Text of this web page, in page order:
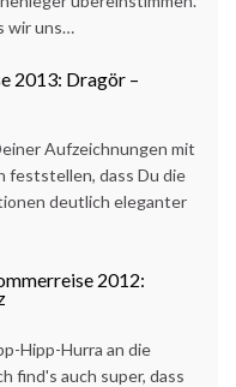
wir uns…
2013: Dragör –
Aufzeichnungen mit
feststellen, dass Du die
deutlich eleganter
2012:
Hipp-Hurra an die
find's auch super, dass